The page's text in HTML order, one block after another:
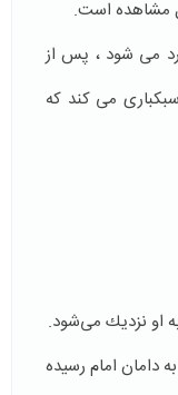
مشاهده است.
مى شود ، پس از
مى كند كه
او نزديك مى‌شود.
دامان امام رسيده